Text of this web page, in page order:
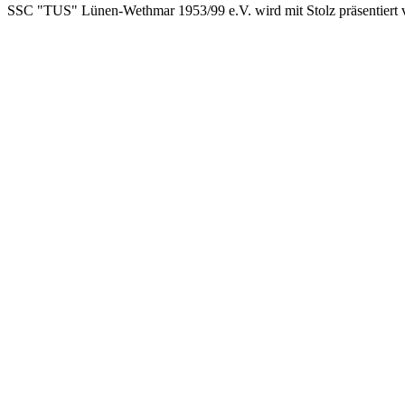
SSC "TUS" Lünen-Wethmar 1953/99 e.V. wird mit Stolz präsentiert